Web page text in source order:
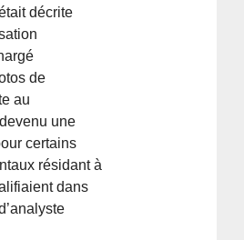
décrite
de
au
une
certains
résidant à
dans